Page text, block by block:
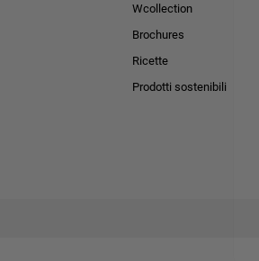
Wcollection
Brochures
Ricette
Prodotti sostenibili